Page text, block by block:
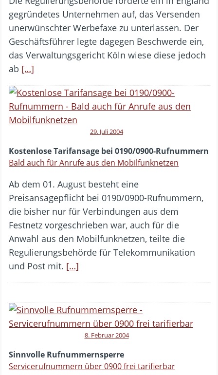
gegründetes Unternehmen auf, das Versenden
unerwünschter Werbefaxe zu unterlassen. Der
Geschäftsführer legte dagegen Beschwerde ein,
das Verwaltungsgericht Köln wiese diese jedoch
ab […]
29. Juli 2004
Kostenlose Tarifansage bei 0190/0900-Rufnummern
Bald auch für Anrufe aus den Mobilfunknetzen
Ab dem 01. August besteht eine
Preisansagepflicht bei 0190/0900-Rufnummern,
die bisher nur für Verbindungen aus dem
Festnetz vorgeschrieben war, auch für die
Anwahl aus den Mobilfunknetzen, teilte die
Regulierungsbehörde für Telekommunikation
und Post mit. […]
8. Februar 2004
Sinnvolle Rufnummernsperre
Servicerufnummern über 0900 frei tarifierbar